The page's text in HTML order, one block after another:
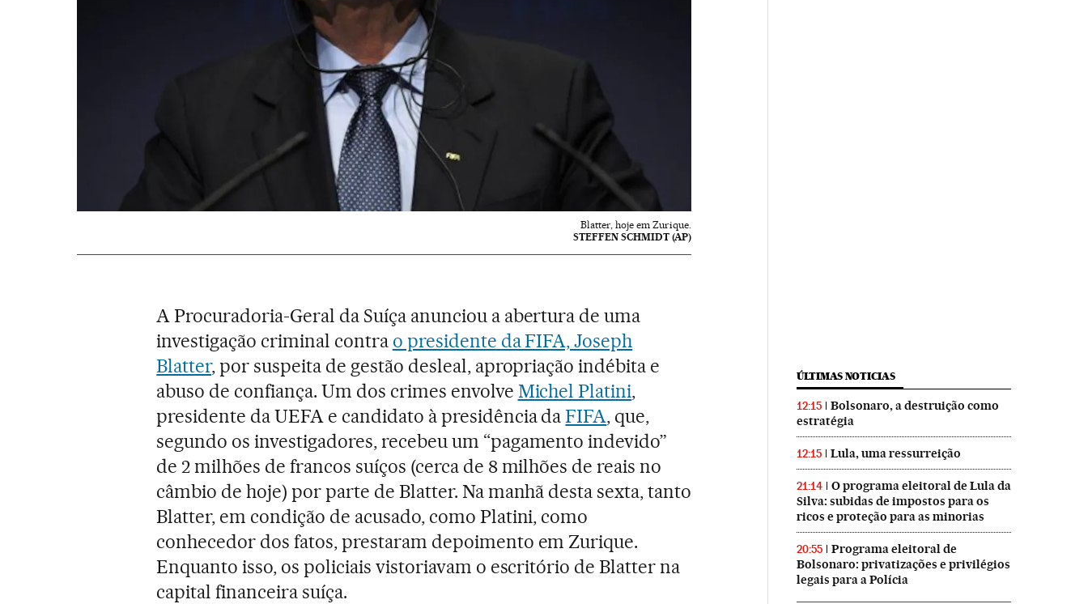
Blatter, hoje em Zurique.
STEFFEN SCHMIDT (AP)
A Procuradoria-Geral da Suíça anunciou a abertura de uma
investigação criminal contra o presidente da FIFA, Joseph
Blatter, por suspeita de gestão desleal, apropriação indébita e
abuso de confiança. Um dos crimes envolve Michel Platini,
presidente da UEFA e candidato à presidência daFIFA, que,
segundo os investigadores, recebeu um “pagamento indevido”
de 2 milhões de francos suíços (cerca de 8 milhões de reais no
câmbio de hoje) por parte de Blatter. Na manhã desta sexta, tanto
Blatter, em condição de acusado, como Platini, como
conhecedor dos fatos, prestaram depoimento em Zurique.
Enquanto isso, os policiais vistoriavam o escritório de Blatter na
capital financeira suíça.
ÚLTIMAS NOTICIAS
12:15
Bolsonaro, a destruição como
estratégia
12:15 Lula, uma ressurreição
21:14
O programa eleitoral de Lula da
Silva: subidas de impostos para os
ricos e proteção para as minorias
20:55
Programa eleitoral de
Bolsonaro: privatizações e privilégios
legais para a Polícia